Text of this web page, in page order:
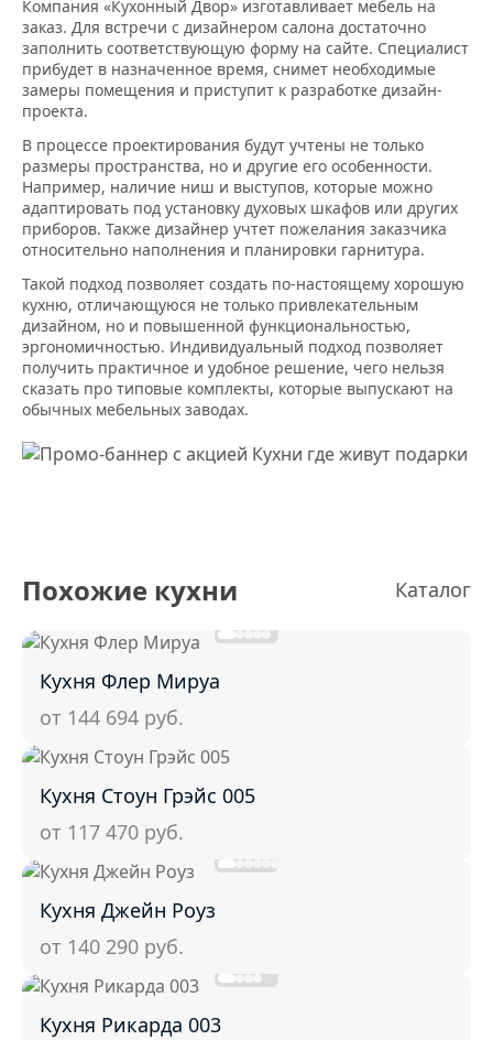
Компания «Кухонный Двор» изготавливает мебель на
заказ. Для встречи с дизайнером салона достаточно
заполнить соответствующую форму на сайте. Специалист
прибудет в назначенное время, снимет необходимые
замеры помещения и приступит к разработке дизайн-
проекта.
В процессе проектирования будут учтены не только
размеры пространства, но и другие его особенности.
Например, наличие ниш и выступов, которые можно
адаптировать под установку духовых шкафов или других
приборов. Также дизайнер учтет пожелания заказчика
относительно наполнения и планировки гарнитура.
Такой подход позволяет создать по-настоящему хорошую
кухню, отличающуюся не только привлекательным
дизайном, но и повышенной функциональностью,
эргономичностью. Индивидуальный подход позволяет
получить практичное и удобное решение, чего нельзя
сказать про типовые комплекты, которые выпускают на
обычных мебельных заводах.
Похожие кухни Каталог
Кухня Флер Мируа
от 144 694 руб.
Кухня Стоун Грэйс 005
от 117 470 руб.
Кухня Джейн Роуз
от 140 290 руб.
Кухня Рикарда 003